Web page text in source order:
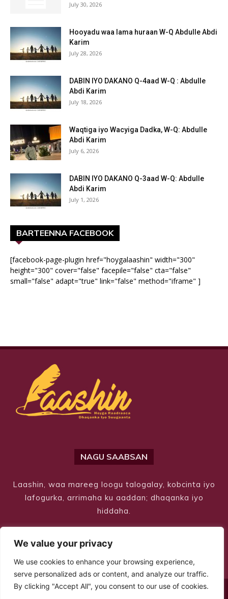
We value your privacy
We use cookies to enhance your browsing experience,
serve personalized ads or content, and analyze our traffic.
By clicking "Accept All", you consent to our use of cookies.
July 30, 2026
Hooyadu waa lama huraan W-Q Abdulle Abdi
Karim
July 28, 2026
DABIN IYO DAKANO Q-4aad W-Q : Abdulle
Abdi Karim
July 18, 2026
Waqtiga iyo Wacyiga Dadka, W-Q: Abdulle
Abdi Karim
July 6, 2026
DABIN IYO DAKANO Q-3aad W-Q: Abdulle
Abdi Karim
July 1, 2026
BARTEENNA FACEBOOK
[facebook-page-plugin href="hoygalaashin" width="300"
height="300" cover="false" facepile="false" cta="false"
small="false" adapt="true" link="false" method="iframe" ]
NAGU SAABSAN
Laashin, waa mareeg loogu talogalay, kobcinta iyo
lafogurka, arrimaha ku aaddan; dhaqanka iyo
hiddaha.
© Copyright 2026 – Laashin. All Rights Reserved